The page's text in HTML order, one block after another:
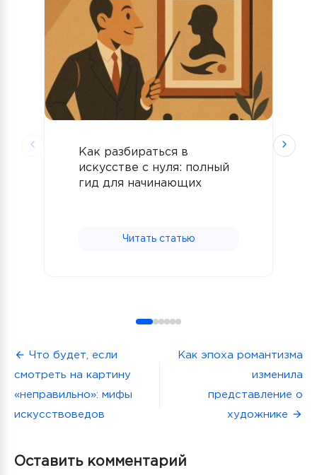
Как разбираться в
искусстве с нуля: полный
гид для начинающих
Читать статью
Навигация
по
Что будет, если
смотреть на картину
«неправильно»: мифы
искусствоведов
Как эпоха романтизма
изменила
представление о
художнике
Оставить комментарий